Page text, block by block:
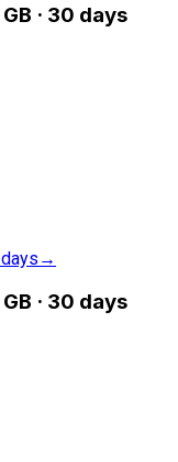
· 30 days
→
· 30 days